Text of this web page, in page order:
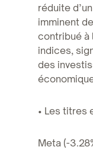
réduite
imminent
contribué à
indices,
des
• Les titres
Meta (-